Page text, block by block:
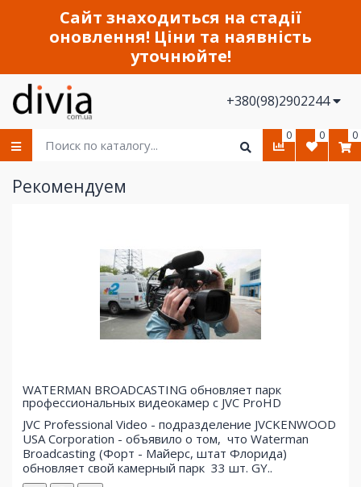
Сайт знаходиться на стадії
оновлення! Ціни та наявність
уточнюйте!
+380(98)2902244
0 0 0
Рекомендуем
WATERMAN BROADCASTING обновляет парк
профессиональных видеокамер с JVC ProHD
JVC Professional Video - подразделение JVCKENWOOD
USA Corporation - объявило о том, что Waterman
Broadcasting (Форт - Майерс, штат Флорида)
обновляет свой ​​камерный парк 33 шт. GY..